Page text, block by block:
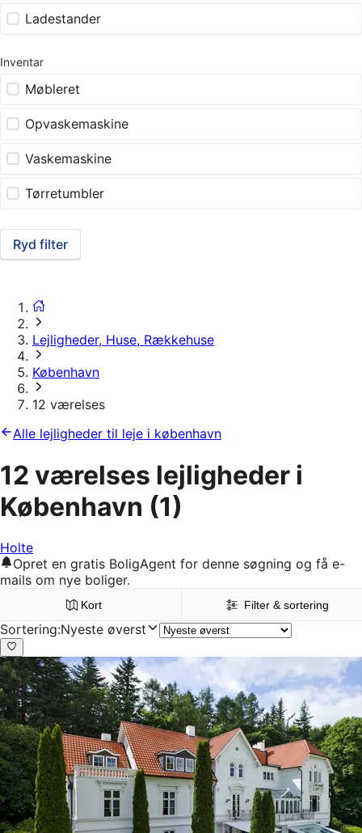
Ladestander
Inventar
Møbleret
Opvaskemaskine
Vaskemaskine
Tørretumbler
Ryd filter
Lejligheder, Huse, Rækkehuse
København
12 værelses
Alle lejligheder til leje i københavn
12 værelses lejligheder i
København (1)
Holte
Opret en gratis BoligAgent for denne søgning og få e-
mails om nye boliger.
Kort Filter & sortering
Sortering:Nyeste øverst